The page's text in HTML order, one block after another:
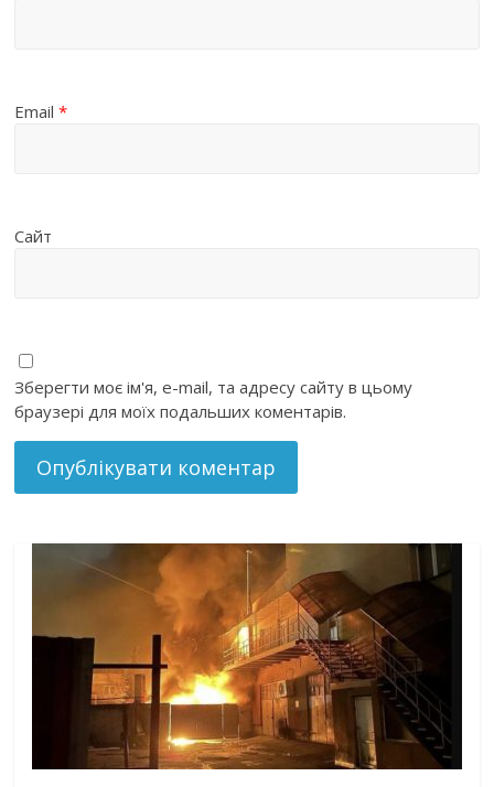
Email*
Сайт
Зберегти моє ім'я, e-mail, та адресу сайту в цьому
браузері для моїх подальших коментарів.